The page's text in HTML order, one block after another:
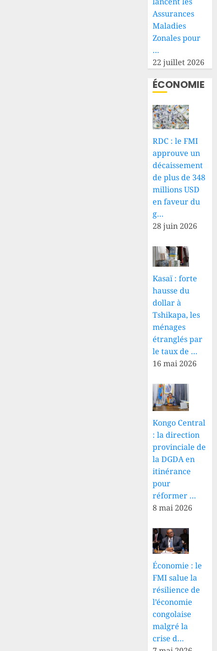
Assurances
Maladies
Zonales pour
…
22 juillet 2026
ÉCONOMIE
RDC : le FMI
approuve un
décaissement
de plus de 348
millions USD
en faveur du
g…
28 juin 2026
Kasaï : forte
hausse du
dollar à
Tshikapa, les
ménages
étranglés par
le taux de …
16 mai 2026
Kongo Central
: la direction
provinciale de
la DGDA en
itinérance
pour
réformer …
8 mai 2026
Économie : le
FMI salue la
résilience de
l’économie
congolaise
malgré la
crise d…